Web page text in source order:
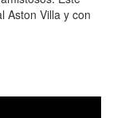
Aston Villa y con